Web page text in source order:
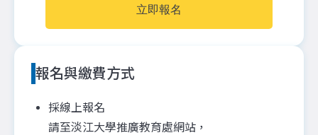
立即報名
報名與繳費方式
採線上報名
請至淡江大學推廣教育處網站，